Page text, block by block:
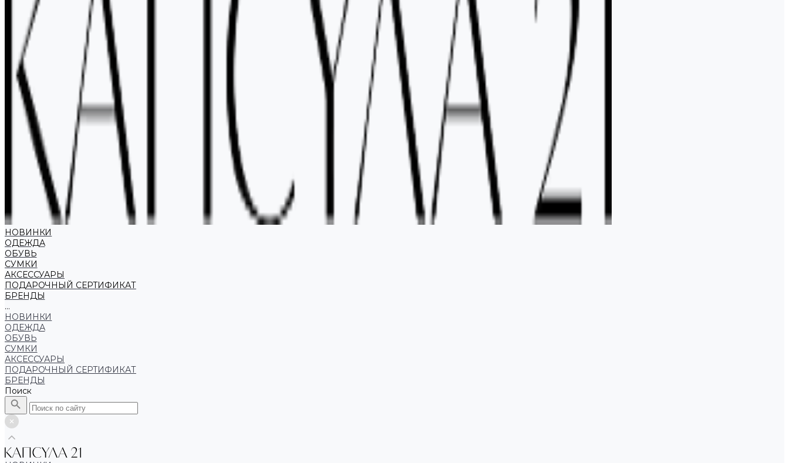
НОВИНКИ
ОДЕЖДА
ОБУВЬ
СУМКИ
АКСЕССУАРЫ
ПОДАРОЧНЫЙ СЕРТИФИКАТ
БРЕНДЫ
...
НОВИНКИ
ОДЕЖДА
ОБУВЬ
СУМКИ
АКСЕССУАРЫ
ПОДАРОЧНЫЙ СЕРТИФИКАТ
БРЕНДЫ
Поиск